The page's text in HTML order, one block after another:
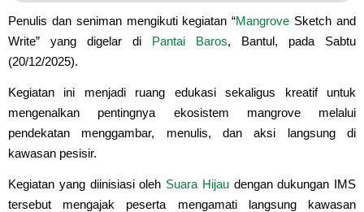
Penulis dan seniman mengikuti kegiatan “Mangrove Sketch and
Write” yang digelar di Pantai Baros, Bantul, pada Sabtu
(20/12/2025).
Kegiatan ini menjadi ruang edukasi sekaligus kreatif untuk
mengenalkan pentingnya ekosistem mangrove melalui
pendekatan menggambar, menulis, dan aksi langsung di
kawasan pesisir.
Kegiatan yang diinisiasi oleh Suara Hijaudengan dukungan IMS
tersebut mengajak peserta mengamati langsung kawasan